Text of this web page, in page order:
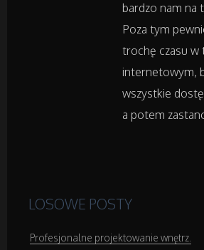
Sprzęt
Domeny
bardzo nam na
Poza tym
trochę czasu w
internetowym,
wszystkie
a potem
LOSOWE POSTY
Profesjonalne projektowanie wnętrz.